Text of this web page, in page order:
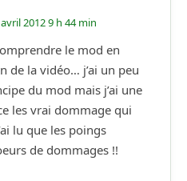
2012 9 h 44 min
le mod en
de la vidéo… j’ai un peu
du mod mais j’ai une
les vrai dommage qui
lu que les poings
de dommages !!